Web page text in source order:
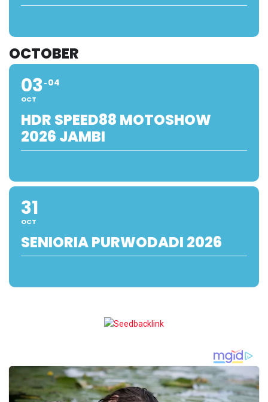
OCTOBER
03
OCT
04
HDR SPEED88 MOTOSHOW
2026 JAMBI
31
OCT
SENIORIA PURWODADI 2026